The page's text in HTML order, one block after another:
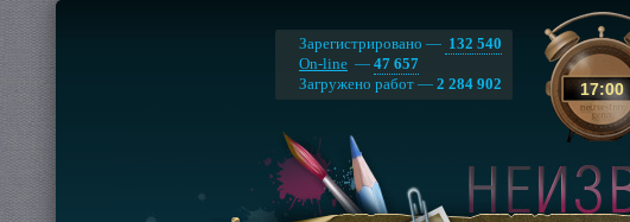
17:00
Зарегистрировано — 132 540
On-line — 47 657
Загружено работ — 2 284 902